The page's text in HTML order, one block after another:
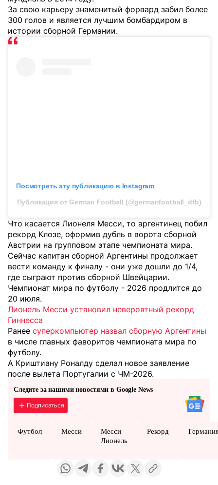
За свою карьеру знаменитый форвард забил более
300 голов и является лучшим бомбардиром в
истории сборной Германии.
Посмотреть эту публикацию в Instagram
Публикация от German Football (@germanfootball_dfb)
Что касается Лионеля Месси, то аргентинец побил
рекорд Клозе, оформив дубль в ворота сборной
Австрии на групповом этапе чемпионата мира.
Сейчас капитан сборной Аргентины продолжает
вести команду к финалу - они уже дошли до 1/4,
где сыграют против сборной Швейцарии.
Чемпионат мира по футболу - 2026 продлится до
20 июля.
Лионель Месси установил невероятный рекорд
Гиннесса
Ранее суперкомпьютер назвал сборную Аргентины
в числе главных фаворитов чемпионата мира по
футболу.
А Криштиану Роналду сделал новое заявление
после вылета Португалии с ЧМ-2026.
Следите за нашими новостями в Google News
Подписаться
Футбол Месси
Месси
Лионель
Рекорд